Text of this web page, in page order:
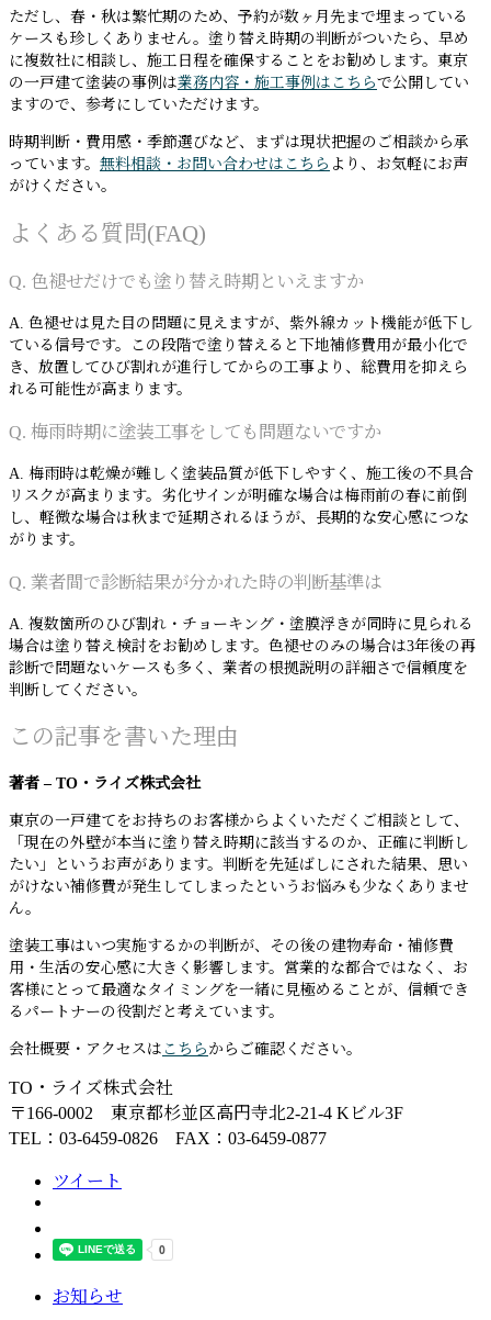
ただし、春・秋は繁忙期のため、予約が数ヶ月先まで埋まっている
ケースも珍しくありません。塗り替え時期の判断がついたら、早め
に複数社に相談し、施工日程を確保することをお勧めします。東京
の一戸建て塗装の事例は業務内容・施工事例はこちらで公開してい
ますので、参考にしていただけます。
時期判断・費用感・季節選びなど、まずは現状把握のご相談から承
っています。 無料相談・お問い合わせはこちら より、お気軽にお声
がけください。
よくある質問(FAQ)
Q. 色褪せだけでも塗り替え時期といえますか
A. 色褪せは見た目の問題に見えますが、紫外線カット機能が低下し
ている信号です。この段階で塗り替えると下地補修費用が最小化で
き、放置してひび割れが進行してからの工事より、総費用を抑えら
れる可能性が高まります。
Q. 梅雨時期に塗装工事をしても問題ないですか
A. 梅雨時は乾燥が難しく塗装品質が低下しやすく、施工後の不具合
リスクが高まります。劣化サインが明確な場合は梅雨前の春に前倒
し、軽微な場合は秋まで延期されるほうが、長期的な安心感につな
がります。
Q. 業者間で診断結果が分かれた時の判断基準は
A. 複数箇所のひび割れ・チョーキング・塗膜浮きが同時に見られる
場合は塗り替え検討をお勧めします。色褪せのみの場合は3年後の再
診断で問題ないケースも多く、業者の根拠説明の詳細さで信頼度を
判断してください。
この記事を書いた理由
著者 – TO・ライズ株式会社
東京の一戸建てをお持ちのお客様からよくいただくご相談として、
「現在の外壁が本当に塗り替え時期に該当するのか、正確に判断し
たい」というお声があります。判断を先延ばしにされた結果、思い
がけない補修費が発生してしまったというお悩みも少なくありませ
ん。
塗装工事はいつ実施するかの判断が、その後の建物寿命・補修費
用・生活の安心感に大きく影響します。営業的な都合ではなく、お
客様にとって最適なタイミングを一緒に見極めることが、信頼でき
るパートナーの役割だと考えています。
会社概要・アクセスは こちら からご確認ください。
TO・ライズ株式会社
〒166-0002 東京都杉並区高円寺北2-21-4 Kビル3F
TEL：03-6459-0826 FAX：03-6459-0877
ツイート
お知らせ